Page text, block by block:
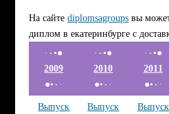
На сайтеdiplomsagroups вы
диплом в екатеринбурге с
·٠•●
2009
●•٠·
·٠•●
2010
●•٠·
·٠•●
2011
●•٠·
Выпуск
Выпуск
Выпуск